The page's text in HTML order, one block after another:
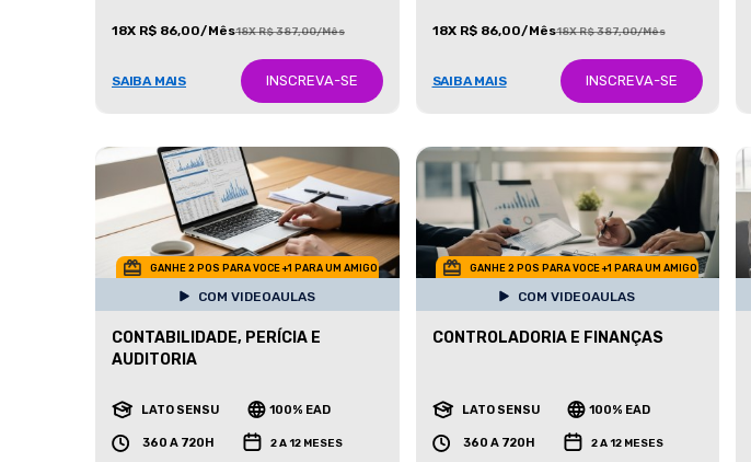
18X R$ 86,00/Mês18X R$ 387,00/Mês
SAIBA MAIS INSCREVA-SE
18X R$ 86,00/Mês18X R$ 387,00/Mês
SAIBA MAIS INSCREVA-SE
GANHE 2 POS PARA VOCE +1 PARA UM AMIGO
COM VIDEOAULAS
CONTABILIDADE, PERÍCIA E
AUDITORIA
LATO SENSU 100% EAD
360 A 720H 2 A 12 MESES
GANHE 2 POS PARA VOCE +1 PARA UM AMIGO
COM VIDEOAULAS
CONTROLADORIA E FINANÇAS
LATO SENSU 100% EAD
360 A 720H 2 A 12 MESES